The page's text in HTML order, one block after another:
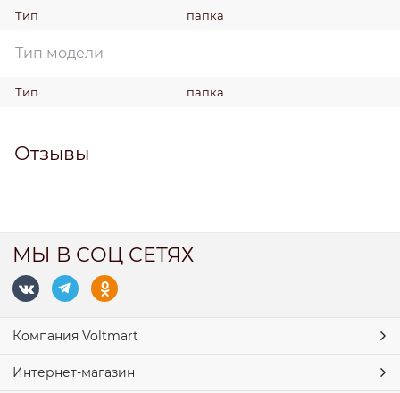
Тип папка
Тип модели
Тип папка
Отзывы
МЫ В СОЦ СЕТЯХ
Компания Voltmart
Интернет-магазин